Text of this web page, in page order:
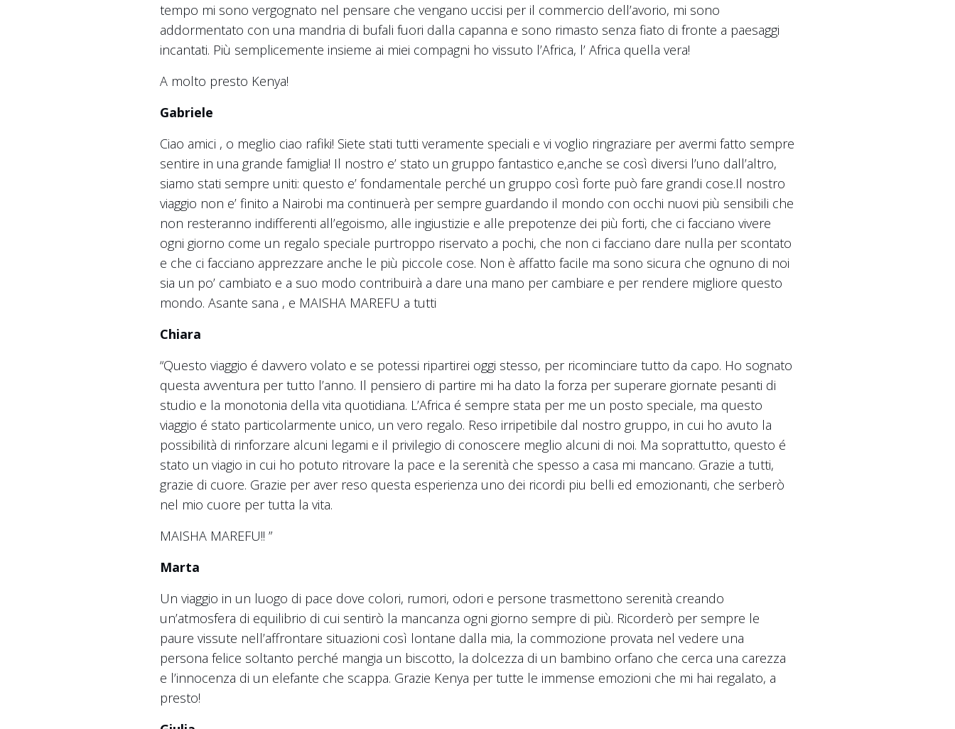
tempo mi sono vergognato nel pensare che vengano uccisi per il commercio dell’avorio, mi sono
addormentato con una mandria di bufali fuori dalla capanna e sono rimasto senza fiato di fronte a paesaggi
incantati. Più semplicemente insieme ai miei compagni ho vissuto l’Africa, l’ Africa quella vera!
A molto presto Kenya!
Gabriele
Ciao amici , o meglio ciao rafiki! Siete stati tutti veramente speciali e vi voglio ringraziare per avermi fatto sempre
sentire in una grande famiglia! Il nostro e’ stato un gruppo fantastico e,anche se così diversi l’uno dall’altro,
siamo stati sempre uniti: questo e’ fondamentale perché un gruppo così forte può fare grandi cose.Il nostro
viaggio non e’ finito a Nairobi ma continuerà per sempre guardando il mondo con occhi nuovi più sensibili che
non resteranno indifferenti all’egoismo, alle ingiustizie e alle prepotenze dei più forti, che ci facciano vivere
ogni giorno come un regalo speciale purtroppo riservato a pochi, che non ci facciano dare nulla per scontato
e che ci facciano apprezzare anche le più piccole cose. Non è affatto facile ma sono sicura che ognuno di noi
sia un po’ cambiato e a suo modo contribuirà a dare una mano per cambiare e per rendere migliore questo
mondo. Asante sana , e MAISHA MAREFU a tutti
Chiara
“Questo viaggio é davvero volato e se potessi ripartirei oggi stesso, per ricominciare tutto da capo. Ho sognato
questa avventura per tutto l’anno. Il pensiero di partire mi ha dato la forza per superare giornate pesanti di
studio e la monotonia della vita quotidiana. L’Africa é sempre stata per me un posto speciale, ma questo
viaggio é stato particolarmente unico, un vero regalo. Reso irripetibile dal nostro gruppo, in cui ho avuto la
possibilità di rinforzare alcuni legami e il privilegio di conoscere meglio alcuni di noi. Ma soprattutto, questo é
stato un viagio in cui ho potuto ritrovare la pace e la serenità che spesso a casa mi mancano. Grazie a tutti,
grazie di cuore. Grazie per aver reso questa esperienza uno dei ricordi piu belli ed emozionanti, che serberò
nel mio cuore per tutta la vita.
MAISHA MAREFU!! ”
Marta
Un viaggio in un luogo di pace dove colori, rumori, odori e persone trasmettono serenità creando
un’atmosfera di equilibrio di cui sentirò la mancanza ogni giorno sempre di più. Ricorderò per sempre le
paure vissute nell’affrontare situazioni così lontane dalla mia, la commozione provata nel vedere una
persona felice soltanto perché mangia un biscotto, la dolcezza di un bambino orfano che cerca una carezza
e l’innocenza di un elefante che scappa. Grazie Kenya per tutte le immense emozioni che mi hai regalato, a
presto!